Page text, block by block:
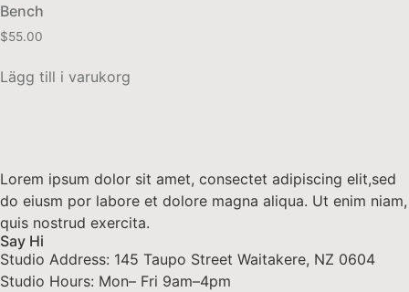
Bench
$55.00
Lägg till i varukorg
Lorem ipsum dolor sit amet, consectet adipiscing elit,sed
do eiusm por labore et dolore magna aliqua. Ut enim niam,
quis nostrud exercita.
Say Hi
Studio Address: 145 Taupo Street Waitakere, NZ 0604
Studio Hours: Mon– Fri 9am–4pm